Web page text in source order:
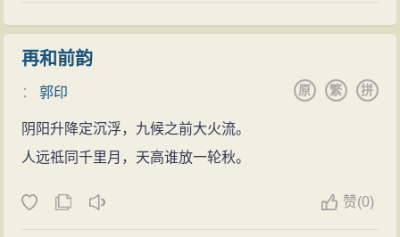
再和前韵
：郭印 拼
繁
原
阴阳升降定沉浮，九候之前大火流。
人远祗同千里月，天高谁放一轮秋。
赞(0)